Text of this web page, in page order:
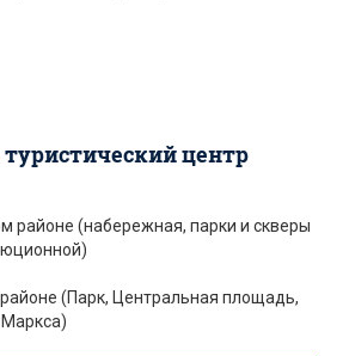
туристический центр
районе (набережная, парки и скверы
(Парк, Центральная площадь,